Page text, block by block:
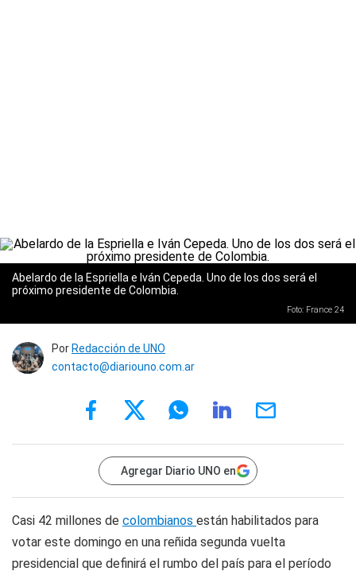
Abelardo de la Espriella e Iván Cepeda. Uno de los dos será el
próximo presidente de Colombia.
Foto: France 24
Por Redacción de UNO
contacto@diariouno.com.ar
Agregar Diario UNO en
Casi 42 millones de colombianos están habilitados para
votar este domingo en una reñida segunda vuelta
presidencial que definirá el rumbo del país para el período